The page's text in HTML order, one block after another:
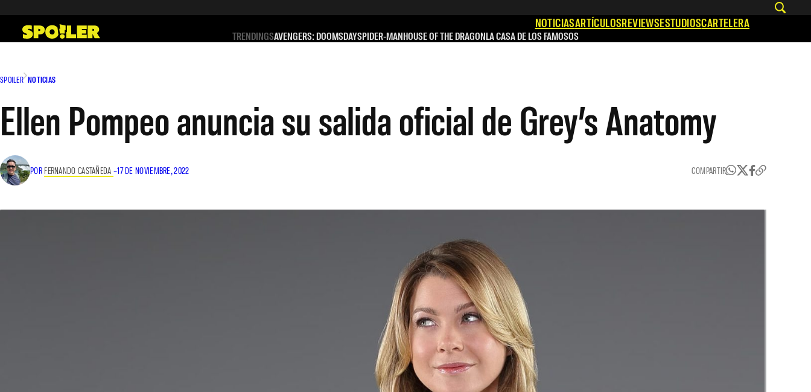
contenido
NOTICIASARTÍCULOSREVIEWSESTUDIOSCARTELERA
TRENDINGSAVENGERS: DOOMSDAYSPIDER-MANHOUSE OF THE DRAGONLA CASA DE LOS FAMOSOS
SPOILER NOTICIAS
Ellen Pompeo anuncia su salida oficial de Grey’s Anatomy
POR FERNANDO CASTAÑEDA –17 DE NOVIEMBRE, 2022 COMPARTIR